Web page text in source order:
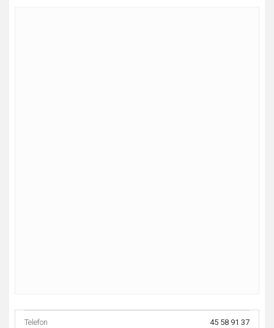
Telefon 45 58 91 37